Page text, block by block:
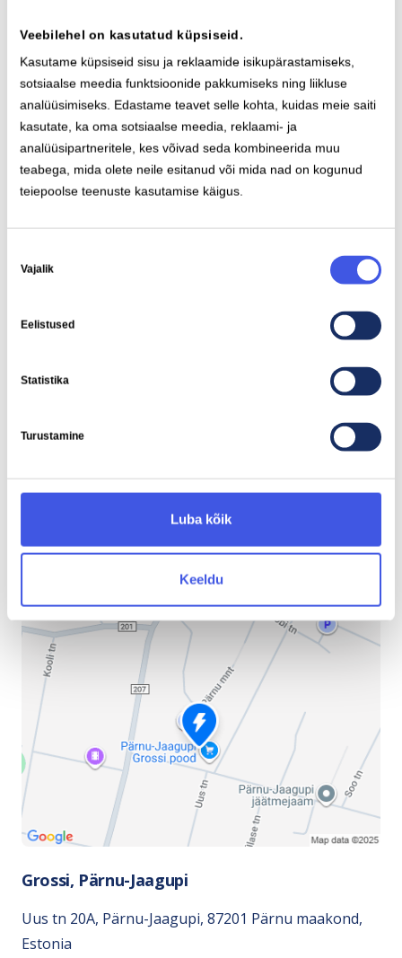
Veebilehel on kasutatud küpsiseid.
Kasutame küpsiseid sisu ja reklaamide isikupärastamiseks,
sotsiaalse meedia funktsioonide pakkumiseks ning liikluse
analüüsimiseks. Edastame teavet selle kohta, kuidas meie saiti
kasutate, ka oma sotsiaalse meedia, reklaami- ja
analüüsipartneritele, kes võivad seda kombineerida muu
teabega, mida olete neile esitanud või mida nad on kogunud
teiepoolse teenuste kasutamise käigus.
valik
Vajalik
Eelistused
Statistika
Turustamine
Luba kõik
Keeldu
Estonia
2x CCS 200 kW
Näita teed
Piiri tn 7, Keila, 76610 Harju maakond, Estonia
Näita teed
Grossi, Pärnu-Jaagupi
Uus tn 20A, Pärnu-Jaagupi, 87201 Pärnu maakond,
Estonia